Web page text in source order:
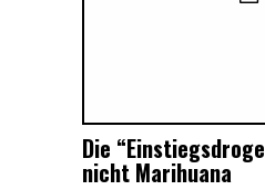
Die
nicht Marihuana